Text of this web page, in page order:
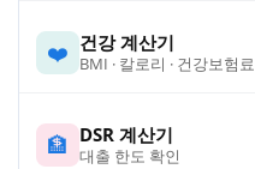
❤️ 건강 계산기
BMI · 칼로리 · 건강보험료
🏦 DSR 계산기
대출 한도 확인